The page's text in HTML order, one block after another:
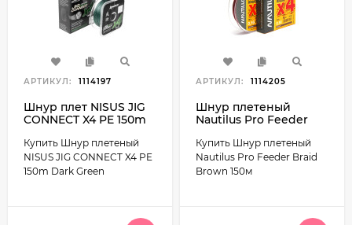
АРТИКУЛ: 1114197
Шнур плет NISUS JIG
CONNECT X4 PE 150m
Купить Шнур плетеный
NISUS JIG CONNECT X4 PE
150m Dark Green
АРТИКУЛ: 1114205
Шнур плетеный
Nautilus Pro Feeder
Купить Шнур плетеный
Nautilus Pro Feeder Braid
Brown 150м